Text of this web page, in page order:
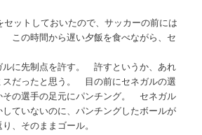
セットしておいたので、サッカーの前には
この時間から遅い夕飯を食べながら、セ
ルに先制点を許す。 許すというか、あれ
スだったと思う。 目の前にセネガルの選
その選手の足元にパンチング。 セネガル
ていないのに、パンチングしたボールが
、そのままゴール。